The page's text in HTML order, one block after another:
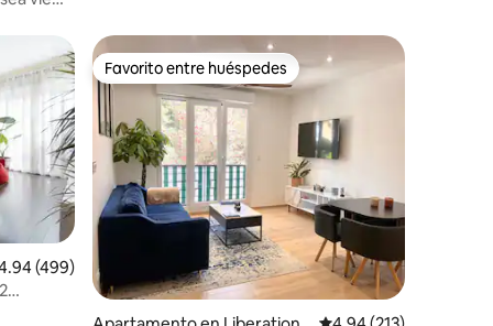
promedio: 4.94 de 5, 499 reseñas
(499)
Favorito entre huéspedes
Favorito entre huéspedes